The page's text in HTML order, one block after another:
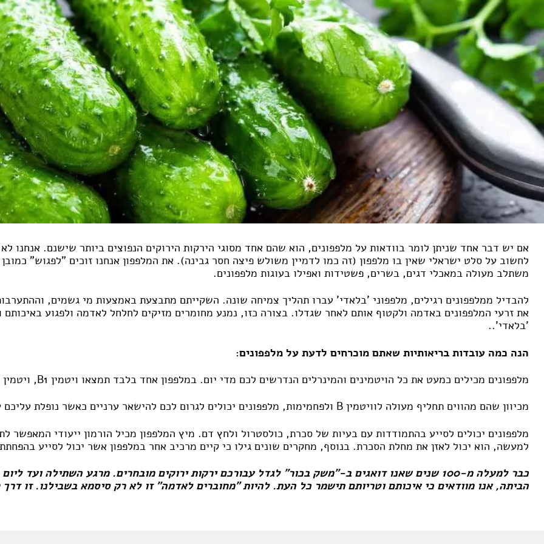
אם יש דבר אחד שניתן לומר בוודאות על מלפפונים, הוא שהם אחד מסוגי הירקות הירוקים הנפוצים ביותר שישנם. אנחנו
לחשוב על סלט ישראלי שאין בו מלפפון (זה כמו לדמיין משולש פיצה חסר גבינה). את המלפפון אנחנו זוכים "לפגוש"
משתלב מעולה במאכלי דגים, בשרים, פשטידות ואפילו בעוגות מלפפונים.
להבדיל ממלפפונים רגילים, מלפפוני 'בלאדי' עברו תהליך צמיחה שונה. השקייתם מתבצעת באמצעות מי גשמים,
את זרעי המלפפונים באדמה ולקטוף אותם לאחר שגדלו. בצורה כזו, נמנע מחומרים מזיקים לחלחל לאדמה ולפגוע באיכותם
'בלאדי'..
הנה כמה עובדות בריאותיות שאתם מוכרחים לדעת על מלפפונים:
מלפפונים מכילים כמעט את כל הויטמינים והמינרלים הנדרשים לכם מדי יום. במלפפון אחד בלבד תמצאו ויטמין B1, ויטמין B2, ויטמין C, סידן, מגנזיום ועוד..
מכיוון שהם מהווים תחליף מעולה לוויטמין B ולפחמימות, מלפפונים יכולים לגרום לכם להישאר ערניים כאשר נופלת עליכם עייפות פתאומית.
מלפפונים יכולים לסייע בהתמודדות עם בעיות של סכרת, כולסטרול ולחץ דם. מיץ המלפפון מכיל הורמון ייעודי המאפשר
למעשה, הוא יכול לאזן את מחלת הסכרת. בנוסף, מחקרים שונים גילו כי קיים מרכיב אחר במלפפון אשר יכול לסייע
כבר למעלה מ-100 שנים שאנו דואגים ב-"משק בכור" לגדל עבורכם ירקות ירוקים מובחרים. מרגע השתילה ועד
הביתה, אנו מוודאים כי איכותם וטריותם תישמר כל העת. להיות "מחוברים לאדמה" זו לא רק סיסמא בשבילנו. זו דרך